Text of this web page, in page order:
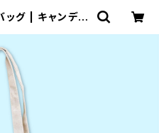
ッグ | キャンディ